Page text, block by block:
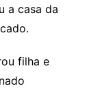
a casa da
filha e